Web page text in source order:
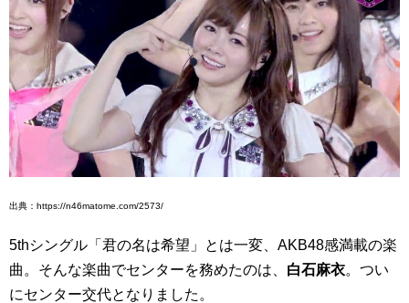
出典：https://n46matome.com/2573/
5thシングル「君の名は希望」とは一変、AKB48感満載の楽
曲。そんな楽曲でセンターを務めたのは、 白石麻衣。つい
にセンター交代となりました。